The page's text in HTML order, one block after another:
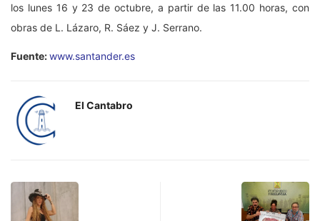
los lunes 16 y 23 de octubre, a partir de las 11.00 horas, con
obras de L. Lázaro, R. Sáez y J. Serrano.
Fuente:www.santander.es
El Cantabro